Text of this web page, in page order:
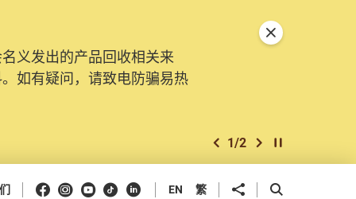
义发出的产品回收相关来
如有疑问，请致电防骗易热
。由2025年11月10日起，
诉、查询及建议。所有提交
上一个
2/2 下一个开始/暂停幻灯
关闭特別通告
Facebook
Instagram
Youtube
抖音领英 EN 繁 分享到 开启搜寻框